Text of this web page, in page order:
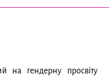
на гендерну просвіту